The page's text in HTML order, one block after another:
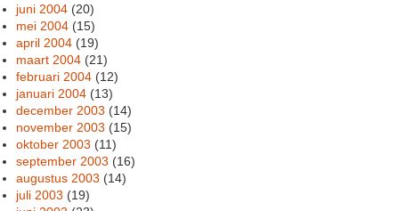
juni 2004 (20)
mei 2004 (15)
april 2004 (19)
maart 2004 (21)
februari 2004 (12)
januari 2004 (13)
december 2003 (14)
november 2003 (15)
oktober 2003 (11)
september 2003 (16)
augustus 2003 (14)
juli 2003 (19)